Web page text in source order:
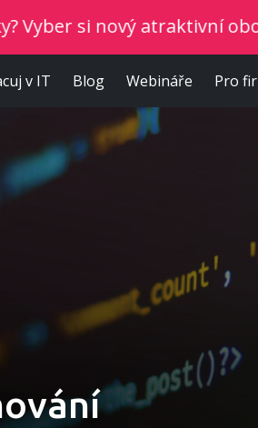
atraktivní obor, který
v IT Blog Webináře Pro